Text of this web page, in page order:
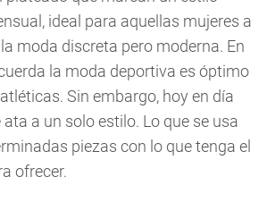
ideal para aquellas mujeres a
moda discreta pero moderna. En
la moda deportiva es óptimo
Sin embargo, hoy en día
a un solo estilo. Lo que se usa
piezas con lo que tenga el
ofrecer.